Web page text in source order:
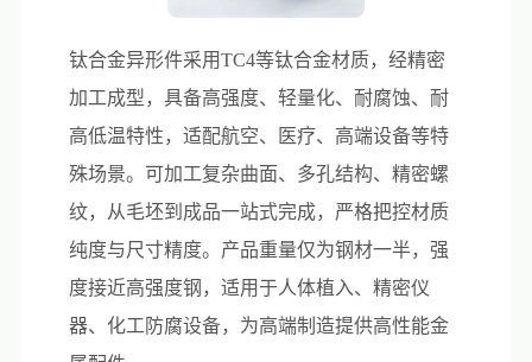
钛合金异形件采用TC4等钛合金材质，经精密
加工成型，具备高强度、轻量化、耐腐蚀、耐
高低温特性，适配航空、医疗、高端设备等特
殊场景。可加工复杂曲面、多孔结构、精密螺
纹，从毛坯到成品一站式完成，严格把控材质
纯度与尺寸精度。产品重量仅为钢材一半，强
度接近高强度钢，适用于人体植入、精密仪
器、化工防腐设备，为高端制造提供高性能金